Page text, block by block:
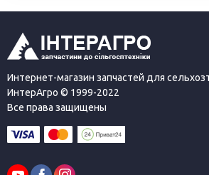
Интернет-магазин запчастей для
ИнтерАгро © 1999-2022
Все права защищены